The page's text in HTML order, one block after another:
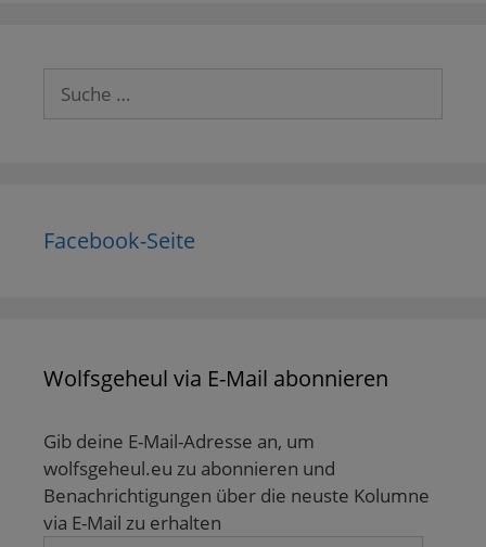
nach:
Facebook-Seite
Wolfsgeheul via E-Mail abonnieren
Gib deine E-Mail-Adresse an, um
wolfsgeheul.eu zu abonnieren und
Benachrichtigungen über die neuste Kolumne
via E-Mail zu erhalten